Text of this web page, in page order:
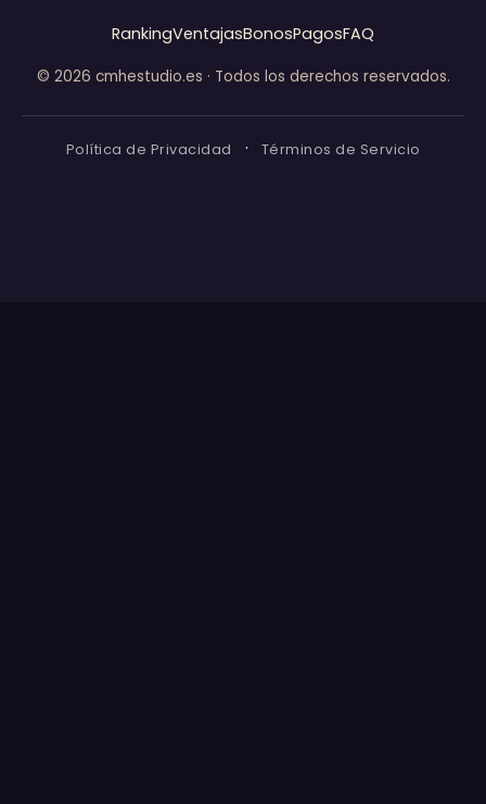
RankingVentajasBonosPagosFAQ
© 2026 cmhestudio.es · Todos los derechos reservados.
Política de Privacidad · Términos de Servicio